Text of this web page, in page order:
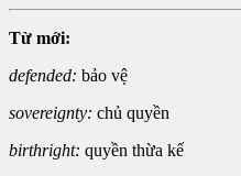
Từ mới:
defended: bảo vệ
sovereignty: chủ quyền
birthright: quyền thừa kế